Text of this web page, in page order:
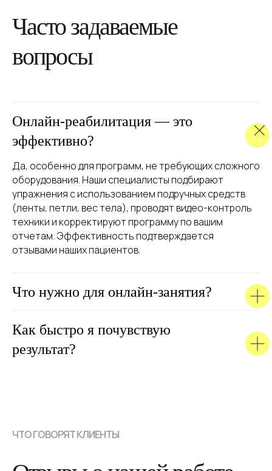
Часто задаваемые
вопросы
Онлайн-реабилитация — это
эффективно?
Да, особенно для программ, не требующих сложного
оборудования. Наши специалисты подбирают
упражнения с использованием подручных средств
(ленты, петли, вес тела), проводят видео-контроль
техники и корректируют программу по вашим
отчетам. Эффективность подтверждается
отзывами наших пациентов.
Что нужно для онлайн-занятия?
Как быстро я почувствую
результат?
ЧТО ГОВОРЯТ КЛИЕНТЫ